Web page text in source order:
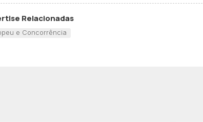
Relacionadas
e Concorrência